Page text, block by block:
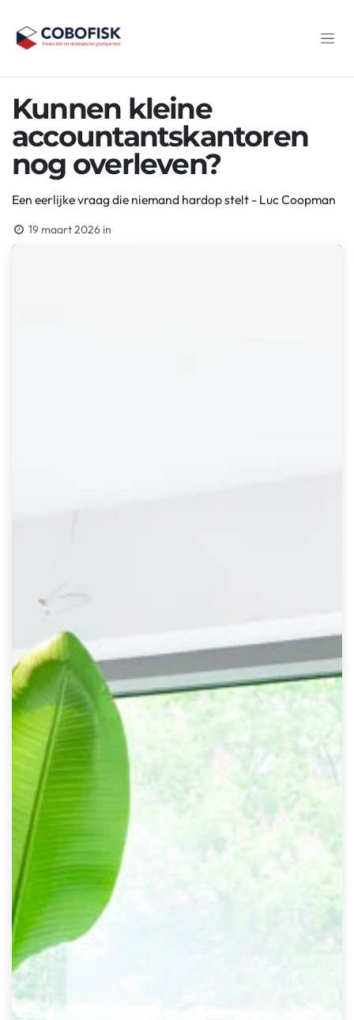
Kunnen kleine
accountantskantoren
nog overleven?
Een eerlijke vraag die niemand hardop stelt - Luc Coopman
19 maart 2026 in